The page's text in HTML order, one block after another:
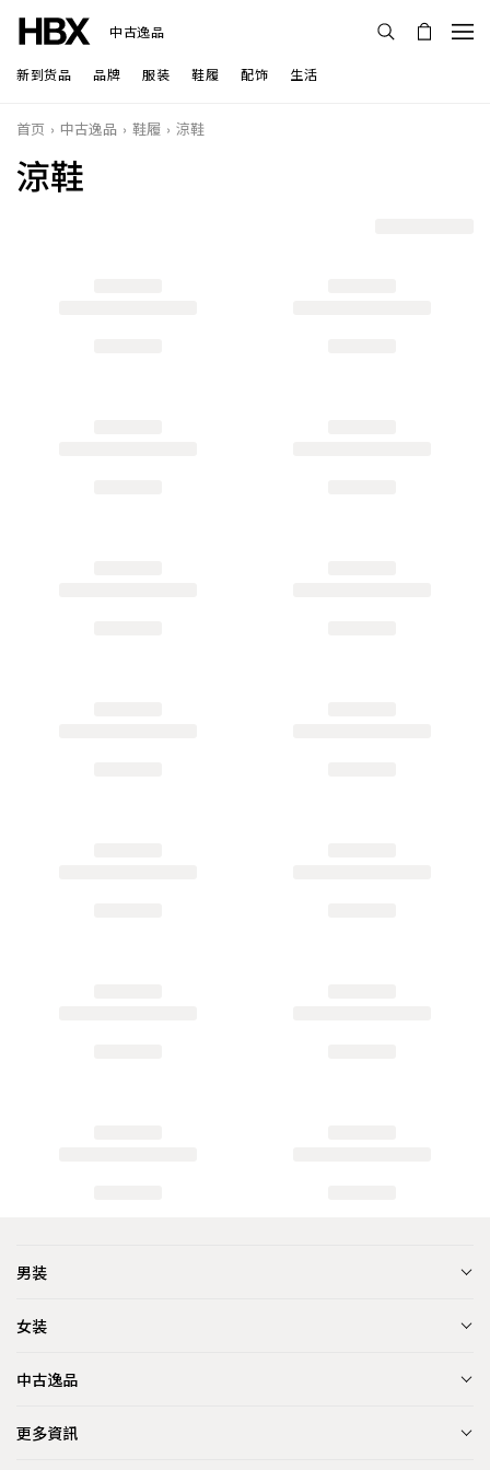
中古逸品
新到货品 品牌 服装 鞋履 配饰 生活
首页 中古逸品 鞋履 涼鞋
涼鞋
男装
女装
中古逸品
更多資訊